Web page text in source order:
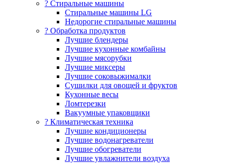
? Стиральные машины
Стиральные машины LG
Недорогие стиральные машины
? Обработка продуктов
Лучшие блендеры
Лучшие кухонные комбайны
Лучшие мясорубки
Лучшие миксеры
Лучшие соковыжималки
Сушилки для овощей и фруктов
Кухонные весы
Ломтерезки
Вакуумные упаковщики
?️ Климатическая техника
Лучшие кондиционеры
Лучшие водонагреватели
Лучшие обогреватели
Лучшие увлажнители воздуха